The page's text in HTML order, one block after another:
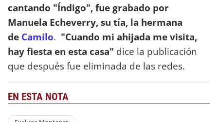
cantando "Índigo", fue grabado por
Manuela Echeverry, su tía, la hermana
de Camilo. "Cuando mi ahijada me visita,
hay fiesta en esta casa" dice la publicación
que después fue eliminada de las redes.
EN ESTA NOTA